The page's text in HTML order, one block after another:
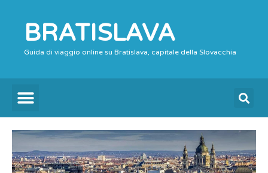
contenutoBRATISLAVA
Guida di viaggio online su Bratislava, capitale della Slovacchia
Menu